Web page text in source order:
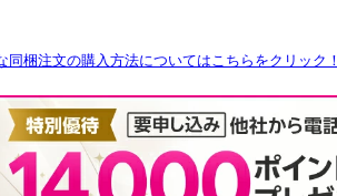
梱注文の購入方法についてはこちらをクリック！